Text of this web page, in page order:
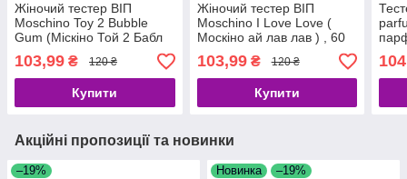
Жіночий тестер ВІП
Moschino Toy 2 Bubble
Gum (Міскіно Той 2 Бабл
Гум), 60 мл
103,99 ₴ 120 ₴
Купити
Жіночий тестер ВІП
Moschino I Love Love (
Москіно ай лав лав ) , 60
мл
103,99₴ 120 ₴
Купити
Акційні пропозиції та новинки
–19% Новинка –19%